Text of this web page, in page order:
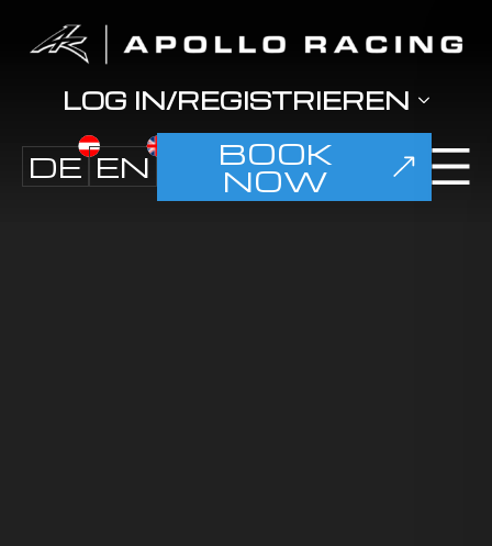
LOG IN/REGISTRIEREN
DE EN BOOK
NOW